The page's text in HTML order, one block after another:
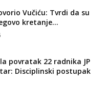
Vučiću: Tvrdi da su
kretanje...
povratak 22 radnika JP
Disciplinski postupak